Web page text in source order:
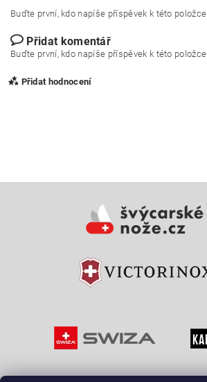
Buďte první, kdo napíše příspěvek k této položce.
Přidat komentář
Buďte první, kdo napíše příspěvek k této položce.
Přidat hodnocení